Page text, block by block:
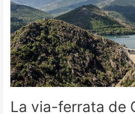
à
Bédarieux
La via-ferrata de